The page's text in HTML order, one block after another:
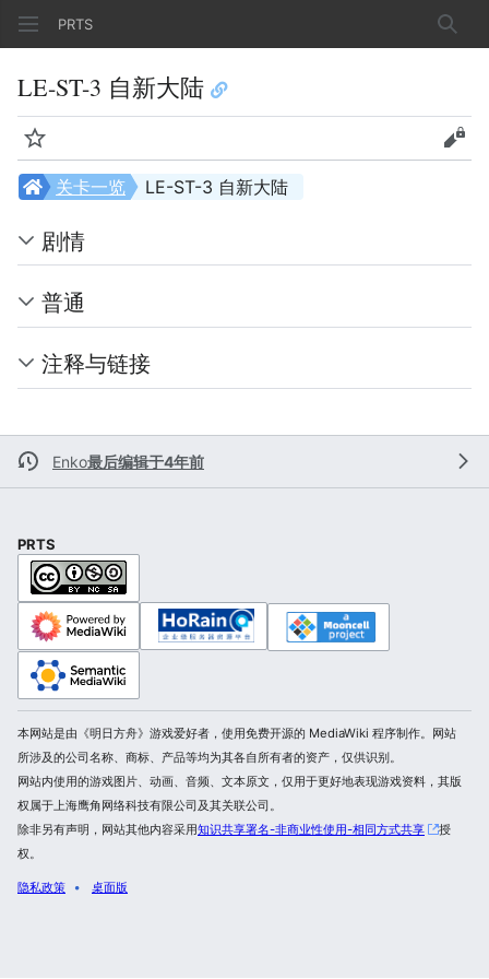
PRTS 搜索
LE-ST-3 自新大陆
监视 查看
LE-ST-3 自新大陆
关卡一览
剧情
普通
注释与链接
Enko最后编辑于4年前
PRTS
本网站是由《明日方舟》游戏爱好者，使用免费开源的 MediaWiki 程序制作。网站
所涉及的公司名称、商标、产品等均为其各自所有者的资产，仅供识别。
网站内使用的游戏图片、动画、音频、文本原文，仅用于更好地表现游戏资料，其版
权属于上海鹰角网络科技有限公司及其关联公司。
除非另有声明，网站其他内容采用知识共享署名-非商业性使用-相同方式共享
授
权。
隐私政策 桌面版